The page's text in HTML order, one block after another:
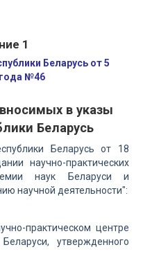
1
Беларусь от 5
№46
в указы
Беларусь
Беларусь от 18
научно-практических
наук Беларуси и
научной деятельности":
практическом центре
утвержденного